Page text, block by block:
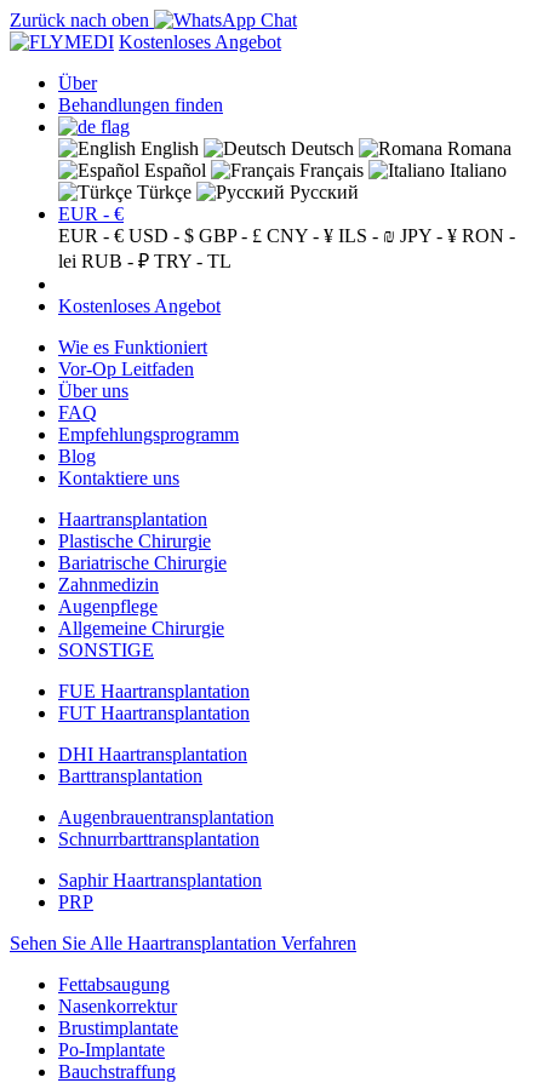
Zurück nach oben
Kostenloses Angebot
Über
Behandlungen finden
English Deutsch
Romana
Español
Français
Italiano
Türkçe
Русский
EUR - €
EUR - € USD - $ GBP - £ CNY - ¥ ILS - ₪ JPY - ¥ RON -
lei RUB - ₽ TRY - TL
Kostenloses Angebot
Wie es Funktioniert
Vor-Op Leitfaden
Über uns
FAQ
Empfehlungsprogramm
Blog
Kontaktiere uns
Haartransplantation
Plastische Chirurgie
Bariatrische Chirurgie
Zahnmedizin
Augenpflege
Allgemeine Chirurgie
SONSTIGE
FUE Haartransplantation
FUT Haartransplantation
DHI Haartransplantation
Barttransplantation
Augenbrauentransplantation
Schnurrbarttransplantation
Saphir Haartransplantation
PRP
Sehen Sie Alle Haartransplantation Verfahren
Fettabsaugung
Nasenkorrektur
Brustimplantate
Po-Implantate
Bauchstraffung